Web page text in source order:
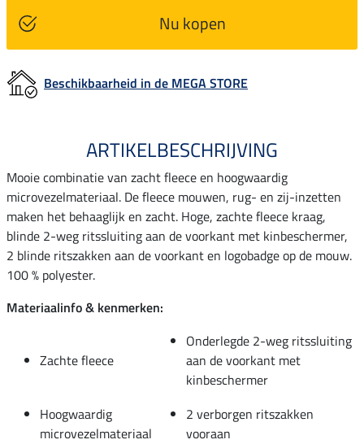
Nu kopen
Beschikbaarheid in de MEGA STORE
ARTIKELBESCHRIJVING
Mooie combinatie van zacht fleece en hoogwaardig
microvezelmateriaal. De fleece mouwen, rug- en zij-inzetten
maken het behaaglijk en zacht. Hoge, zachte fleece kraag,
blinde 2-weg ritssluiting aan de voorkant met kinbeschermer,
2 blinde ritszakken aan de voorkant en logobadge op de mouw.
100 % polyester.
Materiaalinfo & kenmerken:
Zachte fleece
Onderlegde 2-weg ritssluiting
aan de voorkant met
kinbeschermer
Hoogwaardig
microvezelmateriaal
2 verborgen ritszakken
vooraan